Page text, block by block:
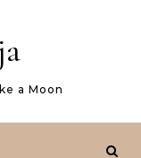
a Moon